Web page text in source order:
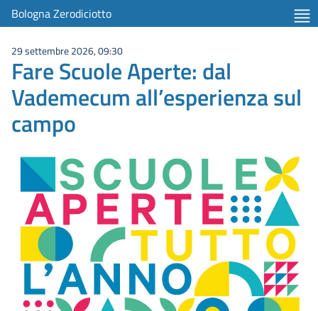
Bologna Zerodiciotto
29 settembre 2026, 09:30
Fare Scuole Aperte: dal
Vademecum all’esperienza sul
campo